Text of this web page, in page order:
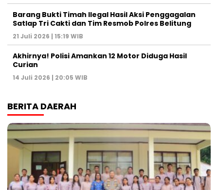
Barang Bukti Timah Ilegal Hasil Aksi Penggagalan
Satlap Tri Cakti dan Tim Resmob Polres Belitung
21 Juli 2026 | 15:19 WIB
Akhirnya! Polisi Amankan 12 Motor Diduga Hasil
Curian
14 Juli 2026 | 20:05 WIB
BERITA DAERAH